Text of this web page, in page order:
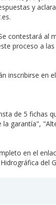
y
contestará
proceso a
inscribirse en
de 5 fichas
garantía",
en el
del